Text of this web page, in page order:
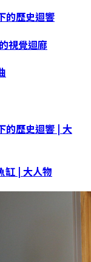
的歷史迴響
視覺迴廊
的歷史迴響 | 大
缸 | 大人物